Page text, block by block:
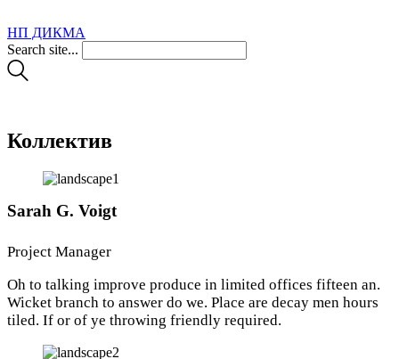
НП ДИКМА
Search site...
Коллектив
Sarah G. Voigt
Project Manager
Oh to talking improve produce in limited offices fifteen an.
Wicket branch to answer do we. Place are decay men hours
tiled. If or of ye throwing friendly required.